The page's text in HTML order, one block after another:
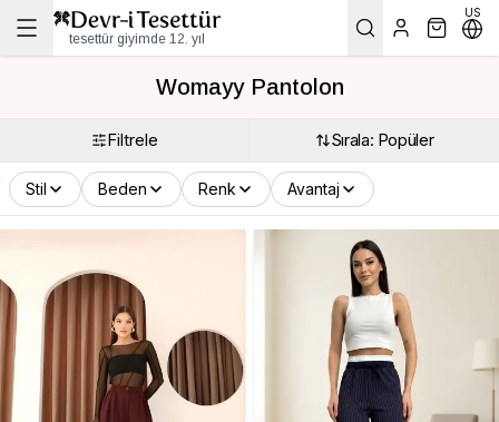
tesettür giyimde 12. yıl
US
Womayy Pantolon
Filtrele Sırala: Popüler
Stil Beden Renk Avantaj